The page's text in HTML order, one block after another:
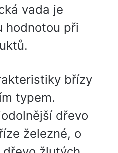
vada je
hodnotou při
břízy
typem.
dřevo
železné, o